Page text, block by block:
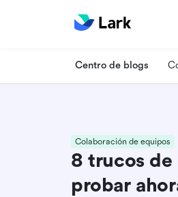
Centro de blogs
Colaboración de equipos
8 trucos
probar